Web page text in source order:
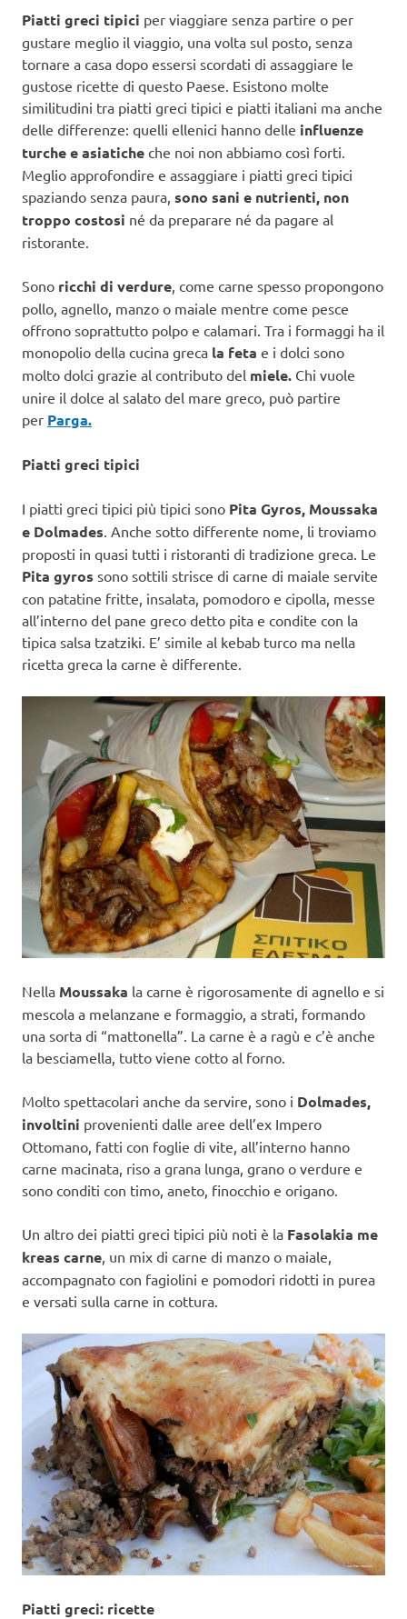
Piatti greci tipici per viaggiare senza partire o per
gustare meglio il viaggio, una volta sul posto, senza
tornare a casa dopo essersi scordati di assaggiare le
gustose ricette di questo Paese. Esistono molte
similitudini tra piatti greci tipici e piatti italiani ma anche
delle differenze: quelli ellenici hanno delle influenze
turche e asiatiche che noi non abbiamo così forti.
Meglio approfondire e assaggiare i piatti greci tipici
spaziando senza paura, sono sani e nutrienti, non
troppo costosi né da preparare né da pagare al
ristorante.
Sono ricchi di verdure, come carne spesso propongono
pollo, agnello, manzo o maiale mentre come pesce
offrono soprattutto polpo e calamari. Tra i formaggi ha il
monopolio della cucina greca la feta e i dolci sono
molto dolci grazie al contributo del miele. Chi vuole
unire il dolce al salato del mare greco, può partire
per Parga.
Piatti greci tipici
I piatti greci tipici più tipici sono Pita Gyros, Moussaka
e Dolmades. Anche sotto differente nome, li troviamo
proposti in quasi tutti i ristoranti di tradizione greca. Le
Pita gyros sono sottili strisce di carne di maiale servite
con patatine fritte, insalata, pomodoro e cipolla, messe
all’interno del pane greco detto pita e condite con la
tipica salsa tzatziki. E’ simile al kebab turco ma nella
ricetta greca la carne è differente.
Nella Moussaka la carne è rigorosamente di agnello e si
mescola a melanzane e formaggio, a strati, formando
una sorta di “mattonella”. La carne è a ragù e c’è anche
la besciamella, tutto viene cotto al forno.
Molto spettacolari anche da servire, sono i Dolmades,
involtini provenienti dalle aree dell’ex Impero
Ottomano, fatti con foglie di vite, all’interno hanno
carne macinata, riso a grana lunga, grano o verdure e
sono conditi con timo, aneto, finocchio e origano.
Un altro dei piatti greci tipici più noti è la Fasolakia me
kreas carne, un mix di carne di manzo o maiale,
accompagnato con fagiolini e pomodori ridotti in purea
e versati sulla carne in cottura.
Piatti greci: ricette